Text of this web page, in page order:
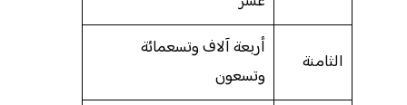
الثامنة
أربعة آلاف وتسعمائة
وتسعون